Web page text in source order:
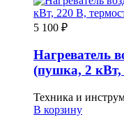
5 100 ₽
Нагреватель
(пушка, 2 кВт,
Техника и
В корзину